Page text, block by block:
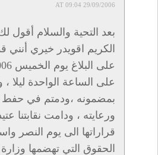
29/09/2006 AT 09:04
بعد التحية والسلام أقول
الكريم اقويدر خيري أنني
على الساعة الواحدة ليلا ،
بمضمونه ،ودمتم في حفط
ورعايته ، ودامت نقابتنا
قراراتها الى يوم النصر
الحقوق التي تهضمها